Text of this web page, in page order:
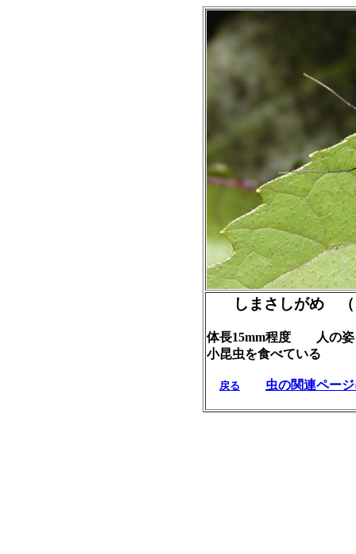
しまさしがめ
体長15mm程度 人の姿
小昆虫を食べている
戻る 虫の関連ペー